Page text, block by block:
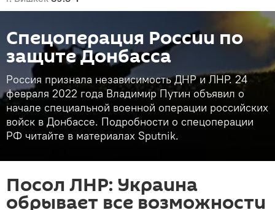
Спецоперация России по
защите Донбасса
Россия признала независимость ДНР и ЛНР. 24
февраля 2022 года Владимир Путин объявил о
начале специальной военной операции российских
войск в Донбассе. Подробности о спецоперации
РФ читайте в материалах Sputnik.
Посол ЛНР: Украина
обрывает все возможности